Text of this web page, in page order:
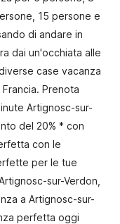
15 persone e
di andare in
dai un'occhiata alle
case vacanza
Prenota
Artignosc-sur-
del 20% * con
con le
per le tue
sur-Verdon,
a Artignosc-sur-
perfetta oggi